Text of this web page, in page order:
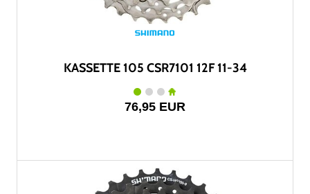
KASSETTE 105 CSR7101 12F 11-34
76,95 EUR